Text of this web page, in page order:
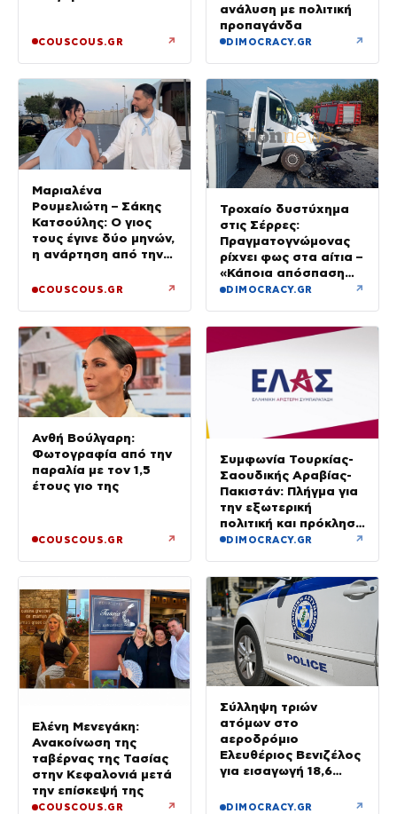
COUSCOUS.GR ↗
ανάλυση με πολιτική
προπαγάνδα
DIMOCRACY.GR ↗
Μαριαλένα
Ρουμελιώτη – Σάκης
Κατσούλης: Ο γιος
τους έγινε δύο μηνών,
η ανάρτηση από την
COUSCOUS.GR ↗
Τροχαίο δυστύχημα
στις Σέρρες:
Πραγματογνώμονας
ρίχνει φως στα αίτια –
«Κάποια απόσπαση
προσοχής, ίσως
DIMOCRACY.GR ↗
Ανθή Βούλγαρη:
Φωτογραφία από την
παραλία με τον 1,5
έτους γιο της
COUSCOUS.GR ↗
Συμφωνία Τουρκίας-
Σαουδικής Αραβίας-
Πακιστάν: Πλήγμα για
την εξωτερική
πολιτική και πρόκληση
για την Αθήνα, λέει η
DIMOCRACY.GR ↗
Ελένη Μενεγάκη:
Ανακοίνωση της
ταβέρνας της Τασίας
στην Κεφαλονιά μετά
την επίσκεψή της
COUSCOUS.GR ↗
Σύλληψη τριών
ατόμων στο
αεροδρόμιο
Ελευθέριος Βενιζέλος
για εισαγωγή 18,6
κάνναβης σε
DIMOCRACY.GR ↗